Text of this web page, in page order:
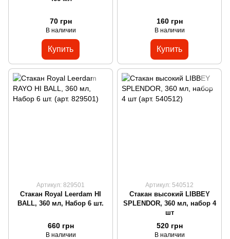
70 грн
В наличии
Купить
160 грн
В наличии
Купить
Артикул: 829501
Стакан Royal Leerdam HI
BALL, 360 мл, Набор 6 шт.
660 грн
В наличии
Артикул: 540512
Стакан высокий LIBBEY
SPLENDOR, 360 мл, набор 4
шт
520 грн
В наличии